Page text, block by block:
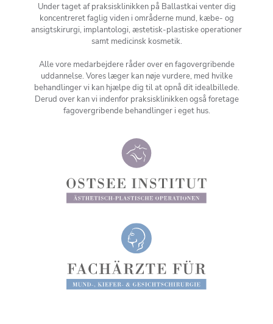
Under taget af praksisklinikken på Ballastkai venter dig
koncentreret faglig viden i områderne mund, kæbe- og
ansigtskirurgi, implantologi, æstetisk-plastiske operationer
samt medicinsk kosmetik.
Alle vore medarbejdere råder over en fagovergribende
uddannelse. Vores læger kan nøje vurdere, med hvilke
behandlinger vi kan hjælpe dig til at opnå dit idealbillede.
Derud over kan vi indenfor praksisklinikken også foretage
fagovergribende behandlinger i eget hus.